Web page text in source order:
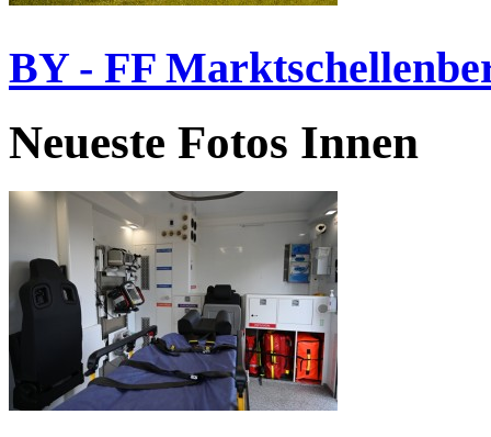
BY - FF
Neueste Fotos Innen